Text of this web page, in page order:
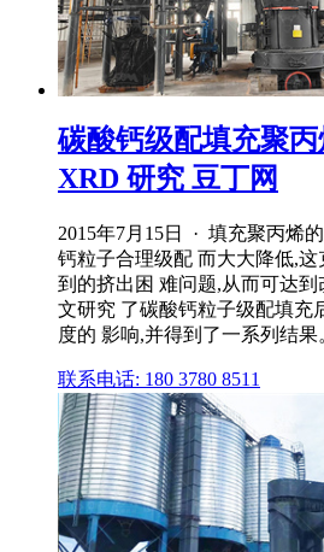
碳酸钙级配填充聚
XRD 研究 豆丁网
2015年7月15日 · 填充聚丙烯
钙粒子合理级配 而大大降低,
到的挤出困 难问题,从而可达
文研究 了碳酸钙粒子级配填充
度的 影响,并得到了一系列结果
联系电话: 180 3780 8511